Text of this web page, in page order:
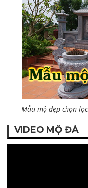
Mẫu mộ đẹp chọn lọc
VIDEO MỘ ĐÁ